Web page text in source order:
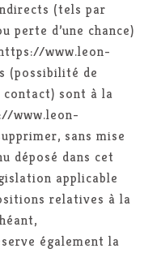
(tels par
perte d’une chance)
www.leon-
(possibilité de
contact) sont à la
www.leon-
sans mise
déposé dans cet
applicable
relatives à la
également la